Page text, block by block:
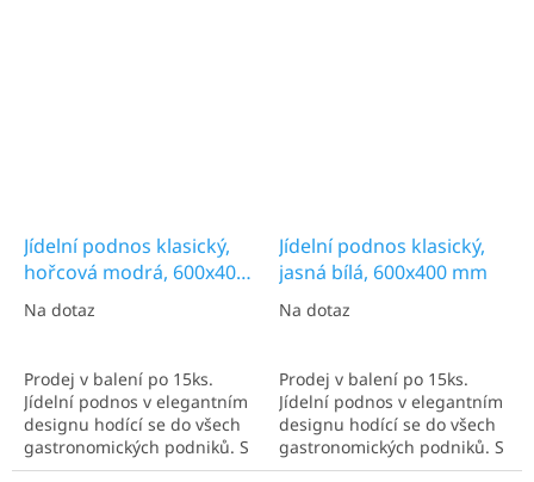
Jídelní podnos klasický,
hořcová modrá, 600x400
mm
Na dotaz
Prodej v balení po 15ks.
Jídelní podnos v elegantním
designu hodící se do všech
gastronomických podniků. S
rozměry 600x400 mm.
Jídelní podnos klasický,
jasná bílá, 600x400 mm
Na dotaz
Prodej v balení po 15ks.
Jídelní podnos v elegantním
designu hodící se do všech
gastronomických podniků. S
rozměry 600x400 mm.